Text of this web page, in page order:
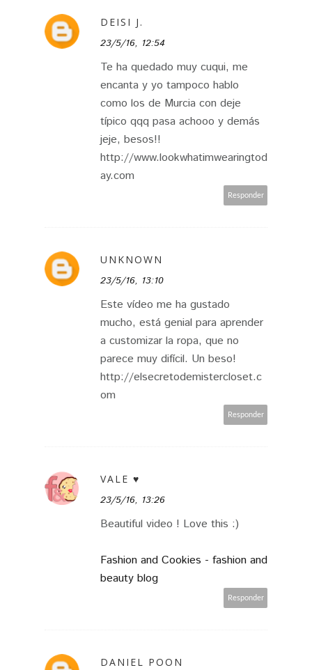
DEISI J.
23/5/16, 12:54
Te ha quedado muy cuqui, me
encanta y yo tampoco hablo
como los de Murcia con deje
típico qqq pasa achooo y demás
jeje, besos!!
http://www.lookwhatimwearingtod
ay.com
Responder
UNKNOWN
23/5/16, 13:10
Este vídeo me ha gustado
mucho, está genial para aprender
a customizar la ropa, que no
parece muy difícil. Un beso!
http://elsecretodemistercloset.c
om
Responder
VALE ♥
23/5/16, 13:26
Beautiful video ! Love this :)
Fashion and Cookies - fashion and
beauty blog
Responder
DANIEL POON